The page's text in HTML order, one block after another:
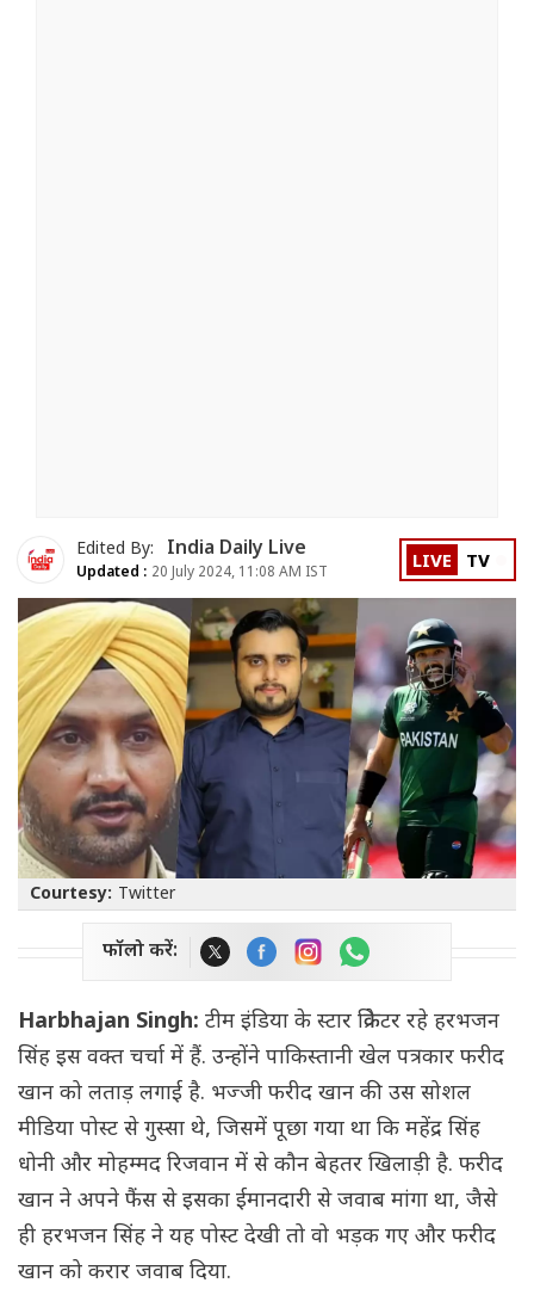
Edited By: India Daily Live
Updated : 20 July 2024, 11:08 AM IST LIVE TV
Courtesy: Twitter
फॉलो करें:
Harbhajan Singh: टीम इंडिया के स्टार क्रिकेटर रहे हरभजन
सिंह इस वक्त चर्चा में हैं. उन्होंने पाकिस्तानी खेल पत्रकार फरीद
खान को लताड़ लगाई है. भज्जी फरीद खान की उस सोशल
मीडिया पोस्ट से गुस्सा थे, जिसमें पूछा गया था कि महेंद्र सिंह
धोनी और मोहम्मद रिजवान में से कौन बेहतर खिलाड़ी है. फरीद
खान ने अपने फैंस से इसका ईमानदारी से जवाब मांगा था, जैसे
ही हरभजन सिंह ने यह पोस्ट देखी तो वो भड़क गए और फरीद
खान को करार जवाब दिया.